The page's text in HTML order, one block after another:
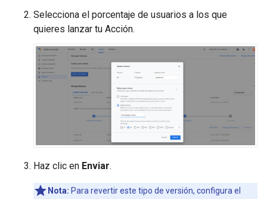
Selecciona el porcentaje de usuarios a los que
quieres lanzar tu Acción.
Haz clic en Enviar.
Nota: Para revertir este tipo de versión, configura el